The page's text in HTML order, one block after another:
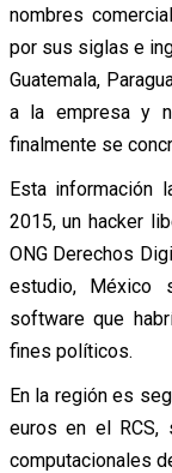
nombres
por sus siglas e
Guatemala,
a la empresa y
finalmente se
Esta información
2015, un hacker
ONG Derechos
estudio, México
software que
fines políticos.
En la región es
euros en el
computacionales